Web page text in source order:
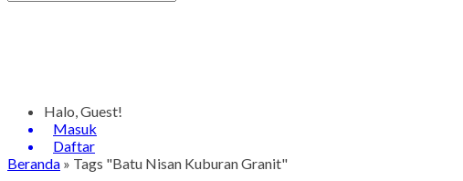
Halo, Guest!
Masuk
Daftar
Beranda » Tags "Batu Nisan Kuburan Granit"